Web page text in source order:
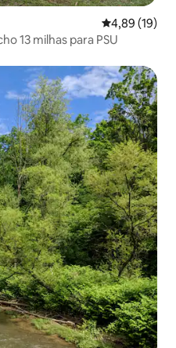
4,89 de uma
4,89 (19)
13 milhas para PSU